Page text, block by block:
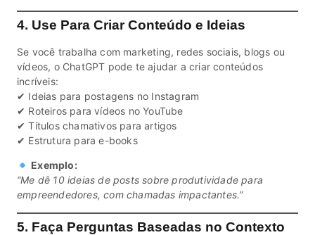
4. Use Para Criar Conteúdo e Ideias
Se você trabalha com marketing, redes sociais, blogs ou
vídeos, o ChatGPT pode te ajudar a criar conteúdos
incríveis:
✔ Ideias para postagens no Instagram
✔ Roteiros para vídeos no YouTube
✔ Títulos chamativos para artigos
✔ Estrutura para e-books
Exemplo:
“Me dê 10 ideias de posts sobre produtividade para
empreendedores, com chamadas impactantes.”
5. Faça Perguntas Baseadas no Contexto